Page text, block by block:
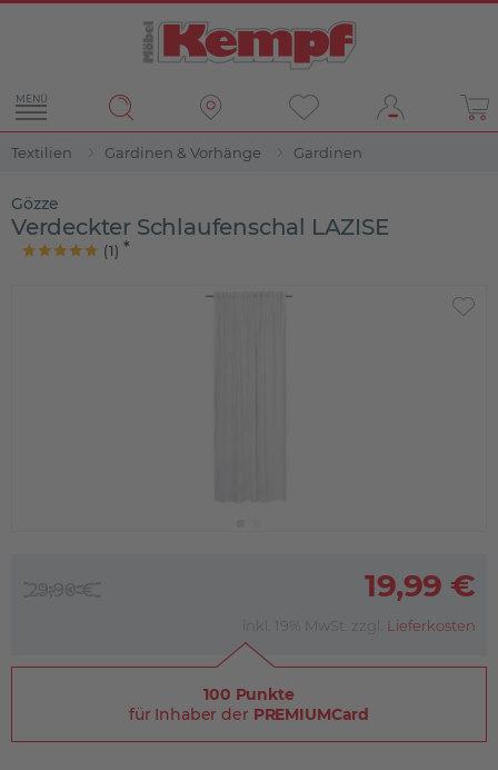
MENÜ
Textilien Gardinen & Vorhänge Gardinen
Gözze
Verdeckter Schlaufenschal LAZISE
(1)
19,99 €
inkl. 19% MwSt. zzgl. Lieferkosten
100 Punkte
für Inhaber der PREMIUMCard